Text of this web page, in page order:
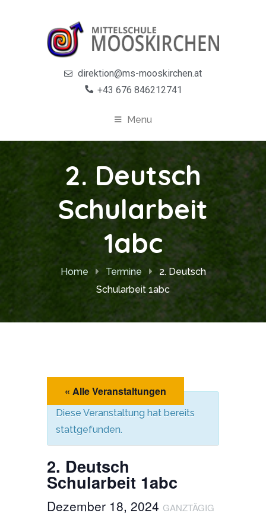
direktion@ms-mooskirchen.at
+43 676 846212741
Menu
2. Deutsch
Schularbeit
1abc
Home Termine
2. Deutsch
Schularbeit 1abc
« Alle Veranstaltungen
Diese Veranstaltung hat bereits
stattgefunden.
2. Deutsch
Schularbeit 1abc
Dezember 18, 2024 GANZTÄGIG